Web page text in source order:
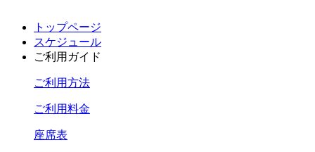
トップページ
スケジュール
ご利用ガイド
ご利用方法
ご利用料金
座席表